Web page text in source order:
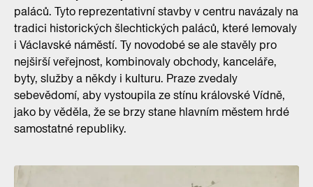
paláců. Tyto reprezentativní stavby v centru navázaly na
tradici historických šlechtických paláců, které lemovaly
i Václavské náměstí. Ty novodobé se ale stavěly pro
nejširší veřejnost, kombinovaly obchody, kanceláře,
byty, služby a někdy i kulturu. Praze zvedaly
sebevědomí, aby vystoupila ze stínu královské Vídně,
jako by věděla, že se brzy stane hlavním městem hrdé
samostatné republiky.